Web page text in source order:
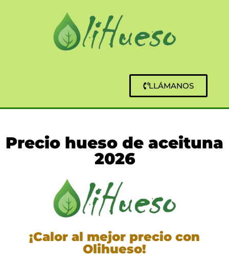
LLÁMANOS
Precio hueso de aceituna
2026
¡Calor al mejor precio con
Olihueso!